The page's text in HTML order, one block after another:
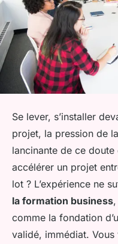
Se lever, s’installer
projet, la pression de
lancinante de ce doute
accélérer un projet
lot ? L’expérience ne
la formation business
comme la fondation
validé, immédiat.